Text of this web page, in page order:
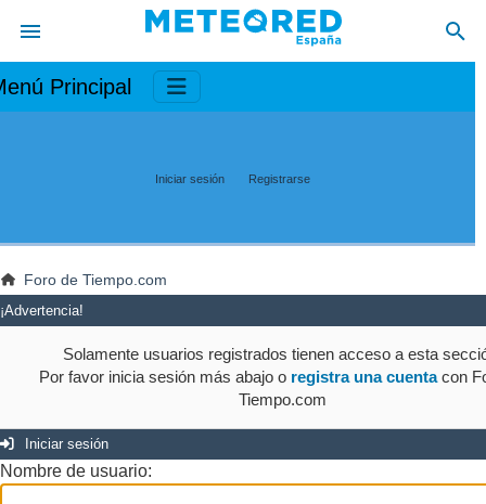
Principal
Iniciar sesión Registrarse
Foro de Tiempo.com
¡Advertencia!
Solamente usuarios registrados tienen acceso a esta
Por favor inicia sesión más abajo o registra una cuentacon
Tiempo.com
Iniciar sesión
Nombre de usuario: